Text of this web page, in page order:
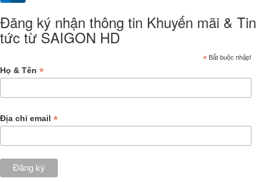
Đăng ký nhận thông tin Khuyến mãi & Tin
tức từ SAIGON HD
* Bắt buộc nhập!
Họ & Tên *
Địa chỉ email *